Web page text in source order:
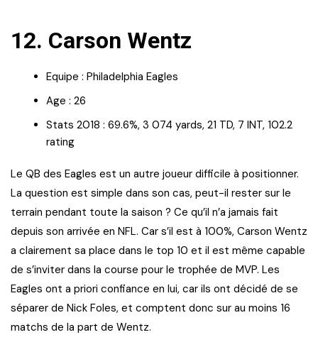
12. Carson Wentz
Equipe : Philadelphia Eagles
Age : 26
Stats 2018 : 69.6%, 3 074 yards, 21 TD, 7 INT, 102.2
rating
Le QB des Eagles est un autre joueur difficile à positionner.
La question est simple dans son cas, peut-il rester sur le
terrain pendant toute la saison ? Ce qu’il n’a jamais fait
depuis son arrivée en NFL. Car s’il est à 100%, Carson Wentz
a clairement sa place dans le top 10 et il est même capable
de s’inviter dans la course pour le trophée de MVP. Les
Eagles ont a priori confiance en lui, car ils ont décidé de se
séparer de Nick Foles, et comptent donc sur au moins 16
matchs de la part de Wentz.